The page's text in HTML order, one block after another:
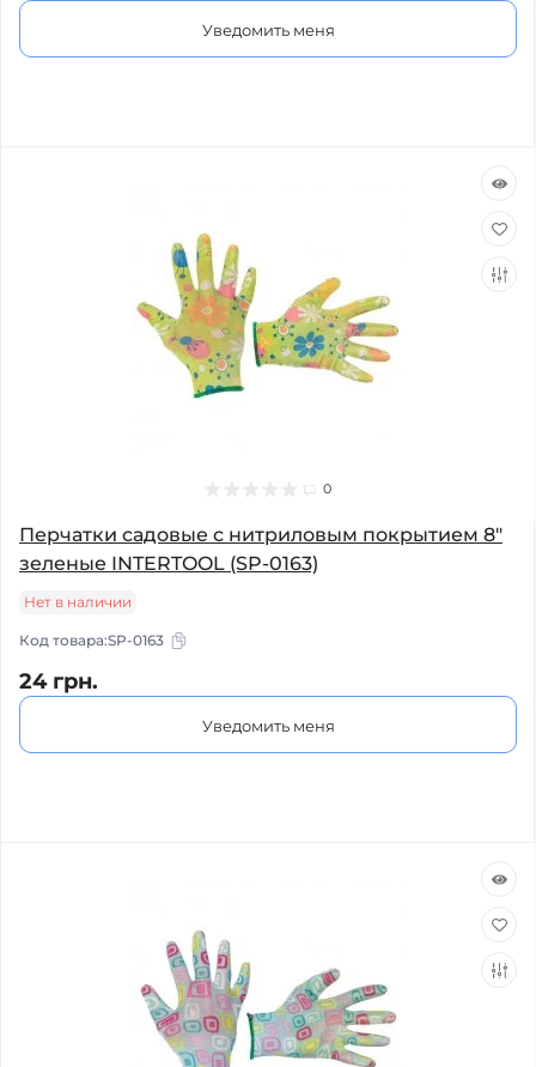
Уведомить меня
0
Перчатки садовые с нитриловым покрытием 8"
зеленые INTERTOOL (SP-0163)
Нет в наличии
Код товара:SP-0163
24 грн.
Уведомить меня